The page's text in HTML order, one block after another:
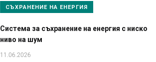
СЪХРАНЕНИЕ НА ЕНЕРГИЯ
Система за съхранение на енергия с ниско
ниво на шум
11.06.2026